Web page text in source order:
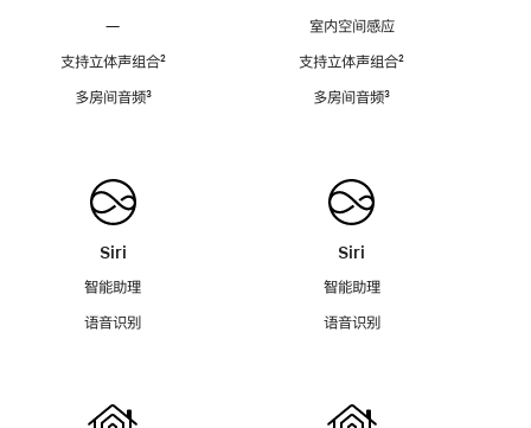
—
支持立体声组合脚
²
多房间音频脚
³
Siri
智能助理
语音识别
室内空间感应
支持立体声组合脚
²
多房间音频脚
³
Siri
智能助理
语音识别